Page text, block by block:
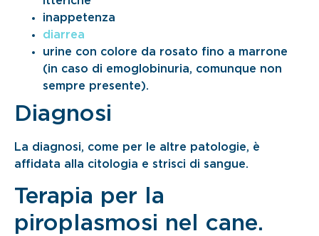
inappetenza
diarrea
urine con colore da rosato fino a marrone
(in caso di emoglobinuria, comunque non
sempre presente).
Diagnosi
La diagnosi, come per le altre patologie, è
affidata alla citologia e strisci di sangue.
Terapia per la
piroplasmosi nel cane.